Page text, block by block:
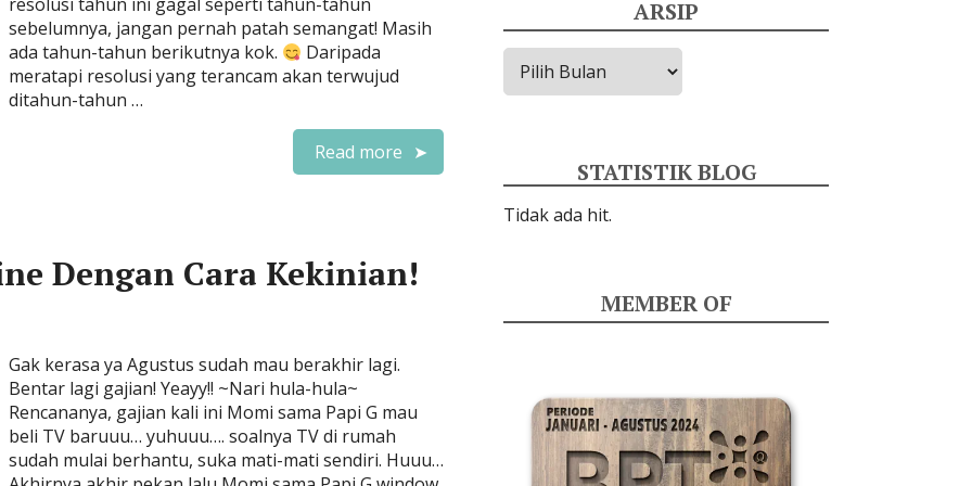
sebelumnya, jangan pernah patah semangat! Masih
ada tahun-tahun berikutnya kok.
Daripada
meratapi resolusi yang terancam akan terwujud
ditahun-tahun …
Read more
Dengan Cara Kekinian!
Gak kerasa ya Agustus sudah mau berakhir lagi.
Bentar lagi gajian! Yeayy!! ~Nari hula-hula~
Rencananya, gajian kali ini Momi sama Papi G mau
beli TV baruuu… yuhuuu…. soalnya TV di rumah
sudah mulai berhantu, suka mati-mati sendiri. Huuu…
ARSIP
Arsip
STATISTIK BLOG
Tidak ada hit.
MEMBER OF